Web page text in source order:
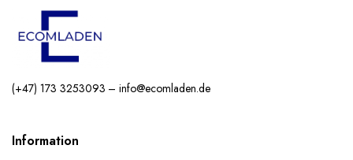
(+47) 173 3253093 – info@ecomladen.de
Information